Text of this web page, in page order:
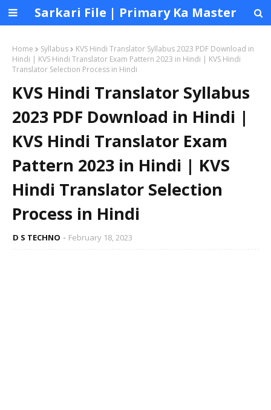
Sarkari File | Primary Ka Master
Home Syllabus
KVS Hindi Translator Syllabus 2023 PDF Download in
Hindi | KVS Hindi Translator Exam Pattern 2023 in Hindi | KVS Hindi
Translator Selection Process in Hindi
KVS Hindi Translator Syllabus
2023 PDF Download in Hindi |
KVS Hindi Translator Exam
Pattern 2023 in Hindi | KVS
Hindi Translator Selection
Process in Hindi
D S TECHNO February 18, 2023